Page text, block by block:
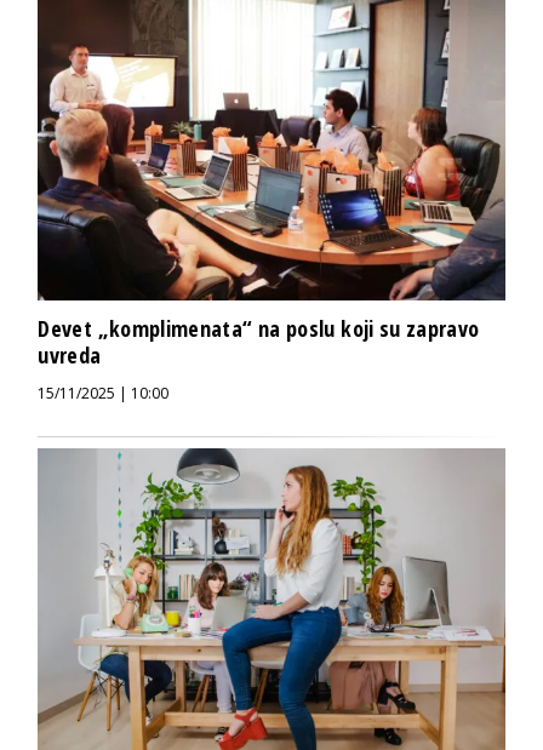
Devet „komplimenata“ na poslu koji su zapravo
uvreda
15/11/2025 | 10:00